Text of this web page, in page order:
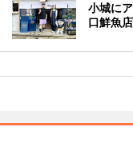
小城に
口鮮魚